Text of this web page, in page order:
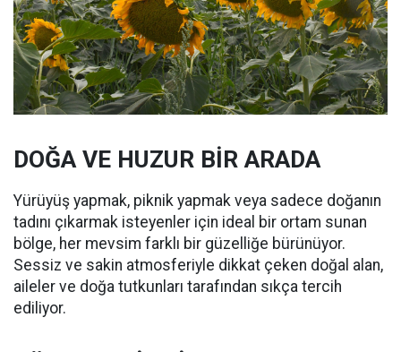
DOĞA VE HUZUR BİR ARADA
Yürüyüş yapmak, piknik yapmak veya sadece doğanın
tadını çıkarmak isteyenler için ideal bir ortam sunan
bölge, her mevsim farklı bir güzelliğe bürünüyor.
Sessiz ve sakin atmosferiyle dikkat çeken doğal alan,
aileler ve doğa tutkunları tarafından sıkça tercih
ediliyor.